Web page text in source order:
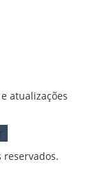
atualizações
reservados.